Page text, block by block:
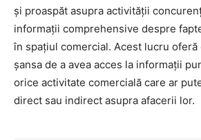
și proaspăt asupra activității
informații comprehensive despre
în spațiul comercial. Acest lucru
șansa de a avea acces la informații
orice activitate comercială care ar
direct sau indirect asupra afacerii lor.